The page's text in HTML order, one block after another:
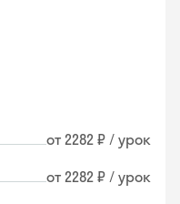
от 2282 ₽ / урок
от 2282 ₽ / урок